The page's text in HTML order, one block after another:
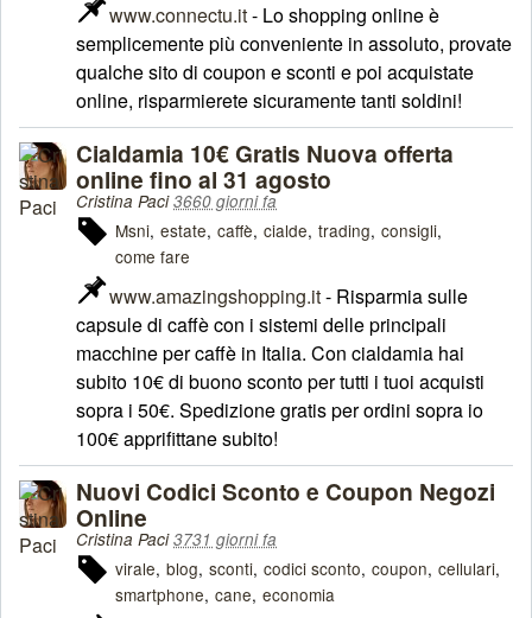
www.connectu.it- Lo shopping online è
semplicemente più conveniente in assoluto, provate
qualche sito di coupon e sconti e poi acquistate
online, risparmierete sicuramente tanti soldini!
Cialdamia 10€ Gratis Nuova offerta
online fino al 31 agosto
Cristina Paci 3660 giorni fa
Msni estate caffè cialde trading consigli
come fare
www.amazingshopping.it- Risparmia sulle
capsule di caffè con i sistemi delle principali
macchine per caffè in Italia. Con cialdamia hai
subito 10€ di buono sconto per tutti i tuoi acquisti
sopra i 50€. Spedizione gratis per ordini sopra io
100€ apprifittane subito!
Nuovi Codici Sconto e Coupon Negozi
Online
Cristina Paci 3731 giorni fa
virale blog sconti codici sconto coupon cellulari
smartphone cane economia